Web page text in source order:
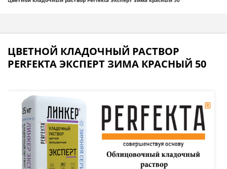
ЦВЕТНОЙ КЛАДОЧНЫЙ РАСТВОР
PERFEKTA ЭКСПЕРТ ЗИМА КРАСНЫЙ 50